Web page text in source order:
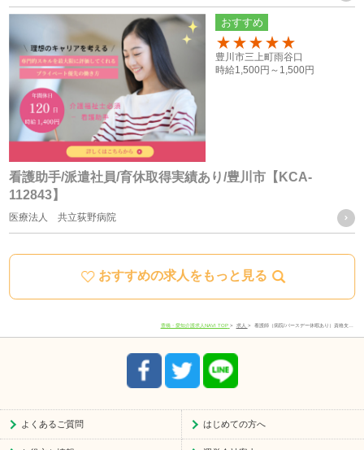
当社は、提供を受けた個人情報をもとに、個人を特定できな
いよう加工した統計データを作成することがあります。個人
を特定できない統計データについては、当社は何ら制限なく
利用することができるものとします。
ご質問及びご苦情の窓口
当社における個人データの取り扱いに関するご質問やご苦情
に関しては下記の窓口にご連絡ください。
住所 愛知県豊川市宿町寺前66-1
8:30-17:30
おすすめの求人をもっと見る
看護助手/派遣社員/育休取得実績あり/豊川市【KCA-
112843】
医療法人 共立荻野病院
おすすめ
100
豊川市三上町雨谷口
時給1,500円～ 1,500円
豊橋・愛知介護求人NAVI TOP 求人 看護師（病院/バースデー休暇あり）資格支…
よくあるご質問 はじめての方へ